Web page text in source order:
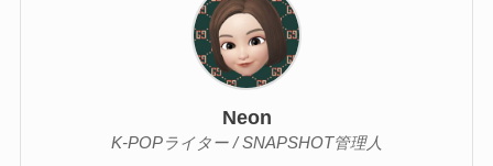
Neon
K-POPライター / SNAPSHOT管理人